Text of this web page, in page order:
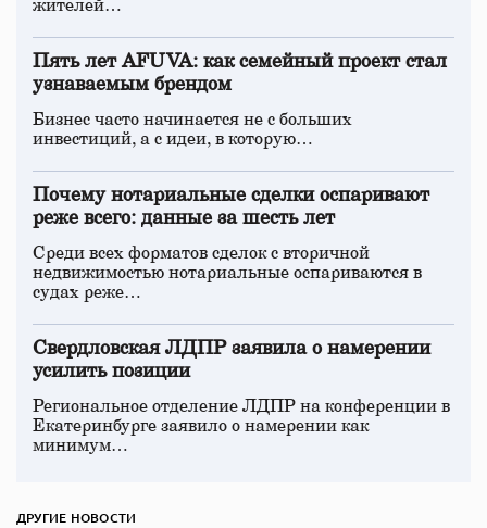
жителей…
Пять лет AFUVA: как семейный проект стал
узнаваемым брендом
Бизнес часто начинается не с больших
инвестиций, а с идеи, в которую…
Почему нотариальные сделки оспаривают
реже всего: данные за шесть лет
Среди всех форматов сделок с вторичной
недвижимостью нотариальные оспариваются в
судах реже…
Свердловская ЛДПР заявила о намерении
усилить позиции
Региональное отделение ЛДПР на конференции в
Екатеринбурге заявило о намерении как
минимум…
ДРУГИЕ НОВОСТИ